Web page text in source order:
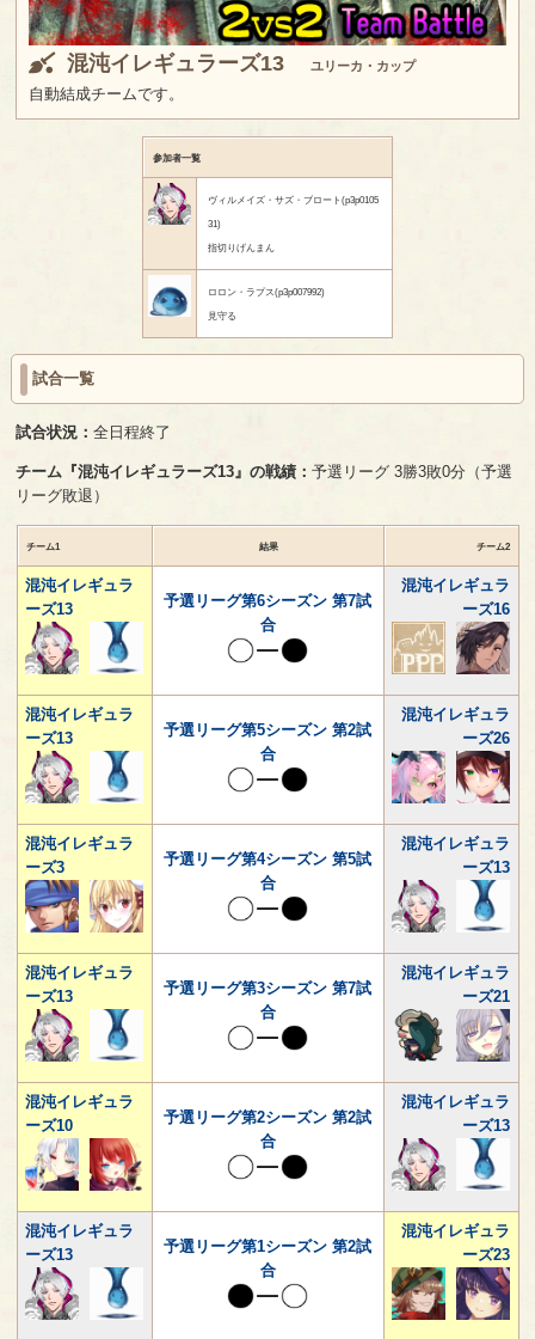
混沌イレギュラーズ13 ユリーカ・カップ
自動結成チームです。
参加者一覧
ヴィルメイズ・サズ・ブロート(p3p0105
31)
指切りげんまん
ロロン・ラプス(p3p007992)
見守る
試合一覧
試合状況：全日程終了
チーム『混沌イレギュラーズ13』の戦績：予選リーグ 3勝3敗0分（予選
リーグ敗退）
チーム1 結果 チーム2
混沌イレギュラ
ーズ13
予選リーグ第6シーズン 第7試
合
混沌イレギュラ
ーズ16
混沌イレギュラ
ーズ13
予選リーグ第5シーズン 第2試
合
混沌イレギュラ
ーズ26
混沌イレギュラ
ーズ3
予選リーグ第4シーズン 第5試
合
混沌イレギュラ
ーズ13
混沌イレギュラ
ーズ13
予選リーグ第3シーズン 第7試
合
混沌イレギュラ
ーズ21
混沌イレギュラ
ーズ10
予選リーグ第2シーズン 第2試
合
混沌イレギュラ
ーズ13
混沌イレギュラ
ーズ13
予選リーグ第1シーズン 第2試
合
混沌イレギュラ
ーズ23